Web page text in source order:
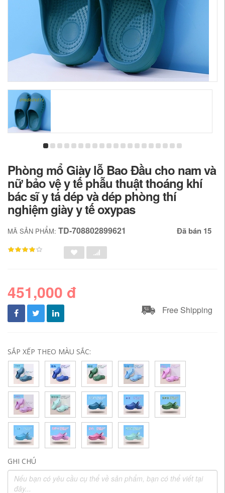
Phòng mổ Giày lỗ Bao Đầu cho nam và
nữ bảo vệ y tế phẫu thuật thoáng khí
bác sĩ y tá dép và dép phòng thí
nghiệm giày y tế oxypas
MÃ SẢN PHẨM: TD-708802899621 Đã bán 15
451,000 đ
Free Shipping
SẮP XẾP THEO MÀU SẮC:
GHI CHÚ